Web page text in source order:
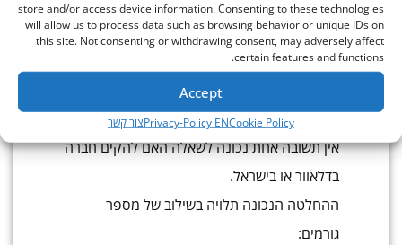
store and/or access device information. Consenting to these technologies
will allow us to process data such as browsing behavior or unique IDs on
this site. Not consenting or withdrawing consent, may adversely affect
certain features and functions.
Accept
Cookie Policy
Privacy-Policy ENצור קשר
ובתכנון משפטי מוקדם.
לכן, גם אם האקזיט נראה רחוק, חשוב לקחת אותו
בחשבון כבר עכשיו.
אין תשובה אחת נכונה לשאלה האם להקים חברה
בדלאוור או בישראל.
ההחלטה הנכונה תלויה בשילוב של מספר
גורמים: